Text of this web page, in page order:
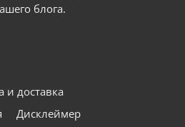
блога.
и доставка
Дисклеймер